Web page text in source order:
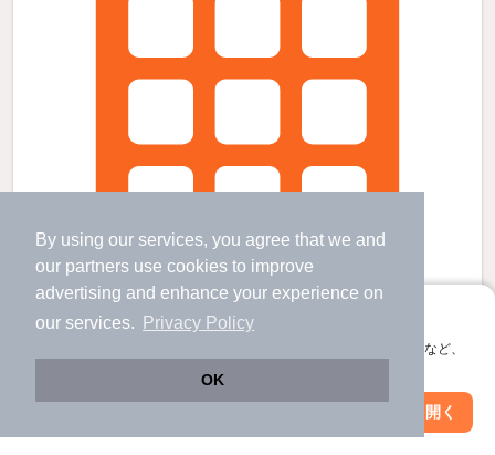
By using our services, you agree that we and
our partners use cookies to improve
advertising and enhance your experience on
our services.
Privacy Policy
OK
アプリに切り替えて、サクサクお部屋探し
会員登録なしですぐ使える。マップ検索やお気に入り保存など、
アプリを開く
湯島駅 歩7分 （千代田線）
絞り込み条件を変更